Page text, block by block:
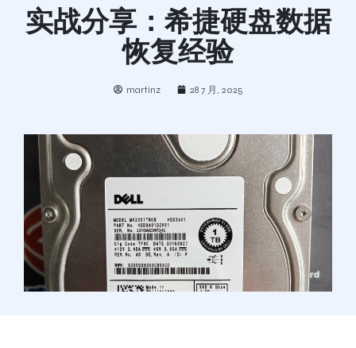
实战分享：希捷硬盘数据
恢复经验
martinz 28 7 月, 2025